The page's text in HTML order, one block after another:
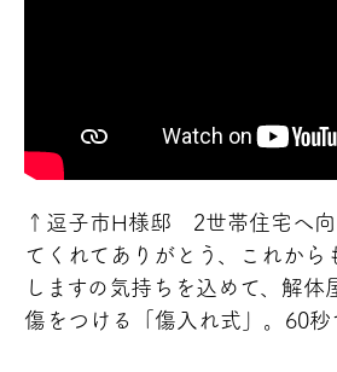
↑逗子市H様邸 2世帯住宅へ向
てくれてありがとう、これから
しますの気持ちを込めて、解体
傷をつける「傷入れ式」。60秒